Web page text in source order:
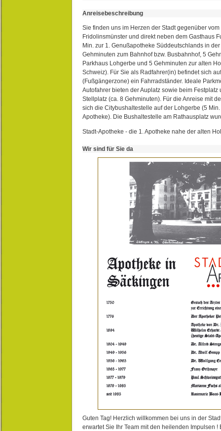
Anreisebeschreibung
Sie finden uns im Herzen der Stadt gegenüber
Fridolinsmünster und direkt neben dem Gasthaus
Min. zur 1. Genußapotheke Süddeutschlands in
Gehminuten zum Bahnhof bzw. Busbahnhof, 5
Parkhaus Lohgerbe und 5 Gehminuten zur alten
Schweiz). Für Sie als Radfahrer(in) befindet sich
(Fußgängerzone) ein Fahrradständer. Ideale
Autofahrer bieten der Auplatz sowie beim Festplatz
Stellplatz (ca. 8 Gehminuten). Für die Anreise mit
sich die Citybushaltestelle auf der Lohgerbe (5
Apotheke). Die Bushaltestelle am Rathausplatz
Stadt-Apotheke - die 1. Apotheke nahe der alten
Wir sind für Sie da
Guten Tag! Herzlich willkommen bei uns in der
erwartet Sie Ihr Team mit den heilenden Impulsen !